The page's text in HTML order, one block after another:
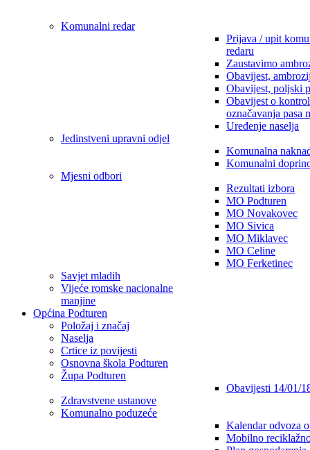
Komunalni redar
Prijava / upit
redaru
Zaustavimo
Obavijest,
Obavijest, poljski
Obavijest o
označavanja pasa
Uređenje naselja
Jedinstveni upravni odjel
Komunalna
Komunalni
Mjesni odbori
Rezultati izbora
MO Podturen
MO Novakovec
MO Sivica
MO Miklavec
MO Celine
MO Ferketinec
Savjet mladih
Vijeće romske nacionalne
manjine
Općina Podturen
Položaj i značaj
Naselja
Crtice iz povijesti
Osnovna škola Podturen
Župa Podturen
Obavijesti 14/01/
Zdravstvene ustanove
Komunalno poduzeće
Kalendar odvoza
Mobilno